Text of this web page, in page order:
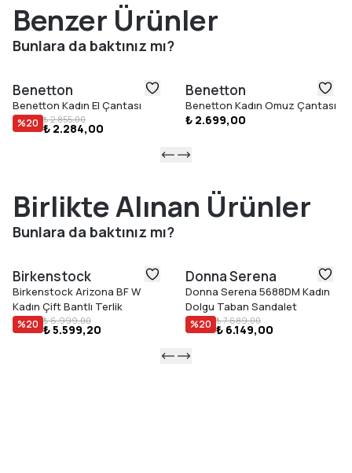
Benzer Ürünler
Bunlara da baktınız mı?
Benetton
Benetton Kadın El Çantası
%20 ₺ 2.855,00
₺ 2.284,00
Benetton
Benetton Kadın Omuz Çantası
₺ 2.699,00
Birlikte Alınan Ürünler
Bunlara da baktınız mı?
Birkenstock
Birkenstock Arizona BF W
Kadın Çift Bantlı Terlik
%20 ₺ 6.999,00
₺ 5.599,20
Donna Serena
Donna Serena 5688DM Kadın
Dolgu Taban Sandalet
%20 ₺ 7.689,00
₺ 6.149,00